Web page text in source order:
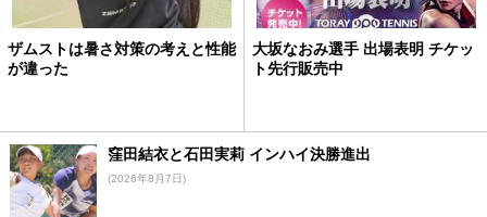
ザムストは暑さ対策の考えと性能
が違った
大坂なおみ選手 出場表明 チケッ
ト先行販売中
窪田結衣と石田実莉 インハイ決勝進出
(2026年8月7日)